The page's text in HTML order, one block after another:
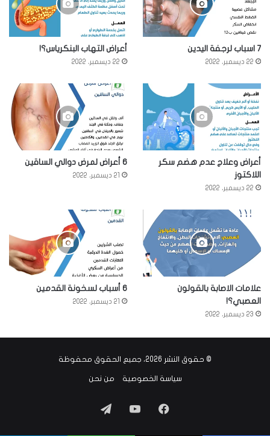
7 اسباب لرجفة اليدين
22 ديسمبر، 2022
أعراض التهاب البنكرياس؟!
22 ديسمبر، 2022
أعراض وعلاج عدم هضم سكر
اللاكتوز
22 ديسمبر، 2022
6 أعراض لمرض دوالي الساقين
21 ديسمبر، 2022
علامات الاصابة بالقولون
العصبي؟!
23 ديسمبر، 2022
6 أسباب لسخونة القدمين
21 ديسمبر، 2022
© حقوق النشر 2026، جميع الحقوق محفوظة
سياسة الخصوصية من نحن
فيسبوك‫YouTube